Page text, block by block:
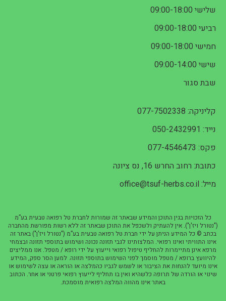
שלישי 09:00-18:00
רביעי 09:00-18:00
חמישי 09:00-18:00
שישי 09:00-14:00
שבת סגור
קליניקה: 077-7502338
נייד: 050-2432991
פקס: 077-4546473
כתובת: רחוב החרש 16, נס ציונה
מייל: office@tsuf-herbs.co.il
כל הזכויות בגין התוכן והמידע שבאתר זה שמורות לחברת טל רפואה טבעית בע”מ
("נטורל ויז'ן"). אין להעתיק ולשכפל את התוכן שבאתר זה ללא רשות מפורשת מהחברה
בכתב © כל המידע הניתן על ידי חברת טל רפואה טבעית בע”מ ("נטורל ויז'ן") באתר זה
אינו התוויתי ואינו רפואי. המלצותינו לגבי תזונה נכונה ושימוש בתוספי תזונה ובצמחי
מרפא אינן מתיימרות להחליף טיפול רפואי וייעוץ על ידי רופא / מטפל. אנו ממליצים
להיוועץ ברופא / מטפל מוסמך לפני השימוש בתוספי תזונה. למען הסר ספק, המידע
אינו מיועד להנחות את הציבור או לשמש לגביו כהמלצה או הוראה או עצה לשימוש או
שינוי או הורדה של תרופה כלשהיא ואין בו תחליף לייעוץ רפואי פרטני או אחר. הכתוב
באתר אינו מהווה המלצה רפואית מוסמכת.